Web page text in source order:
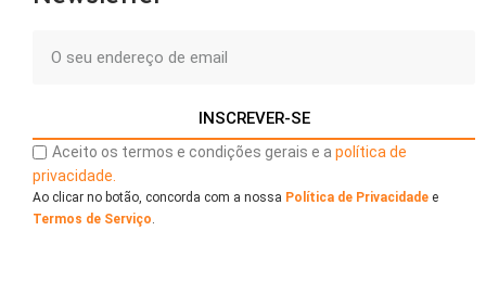
INSCREVER-SE
Aceito os termos e condições gerais e a política de
privacidade.
Ao clicar no botão, concorda com a nossa Política de Privacidade e
Termos de Serviço